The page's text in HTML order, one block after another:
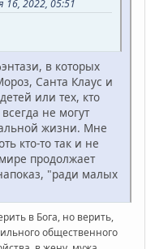
2022, 05:51
в которых
Санта Клаус и
или тех, кто
не могут
жизни. Мне
кто-то так и не
продолжает
"ради малых
в Бога, но верить,
общественного